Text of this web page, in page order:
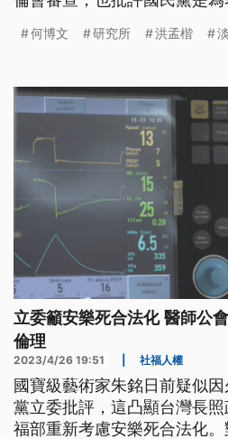
主席賴清德下晡也佮何博文
何博文 研究所 洪孟楷
立委籲安樂死合法化 醫師公
倫理
2023/4/26 19:51 社福人權
國寶級藝術家朱銘日前疑似
黨立委批評，這凸顯台灣長
福部重新考慮安樂死合法化